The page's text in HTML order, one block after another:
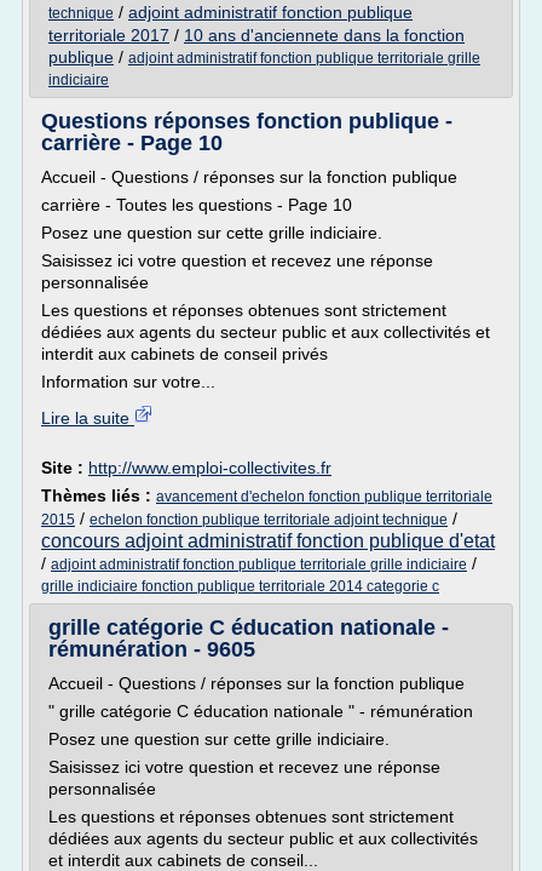
technique / adjoint administratif fonction publique
territoriale 2017 / 10 ans d'anciennete dans la fonction
publique / adjoint administratif fonction publique territoriale grille
indiciaire
Questions réponses fonction publique -
carrière - Page 10
Accueil - Questions / réponses sur la fonction publique
carrière - Toutes les questions - Page 10
Posez une question sur cette grille indiciaire.
Saisissez ici votre question et recevez une réponse
personnalisée
Les questions et réponses obtenues sont strictement
dédiées aux agents du secteur public et aux collectivités et
interdit aux cabinets de conseil privés
Information sur votre...
Lire la suite
Site : http://www.emploi-collectivites.fr
Thèmes liés : avancement d'echelon fonction publique territoriale
2015 / echelon fonction publique territoriale adjoint technique /
concours adjoint administratif fonction publique d'etat
/ adjoint administratif fonction publique territoriale grille indiciaire /
grille indiciaire fonction publique territoriale 2014 categorie c
grille catégorie C éducation nationale -
rémunération - 9605
Accueil - Questions / réponses sur la fonction publique
" grille catégorie C éducation nationale " - rémunération
Posez une question sur cette grille indiciaire.
Saisissez ici votre question et recevez une réponse
personnalisée
Les questions et réponses obtenues sont strictement
dédiées aux agents du secteur public et aux collectivités
et interdit aux cabinets de conseil...